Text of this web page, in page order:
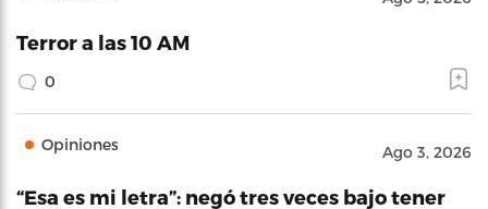
Terror a las 10 AM
0
Opiniones Ago 3, 2026
“Esa es mi letra”: negó tres veces bajo tener